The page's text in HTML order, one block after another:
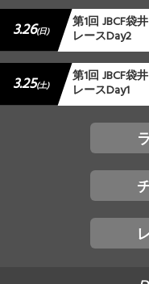
3.26(日) 第1回 JBCF袋
レースDay2
3.25(土) 第1回 JBCF袋
レースDay1